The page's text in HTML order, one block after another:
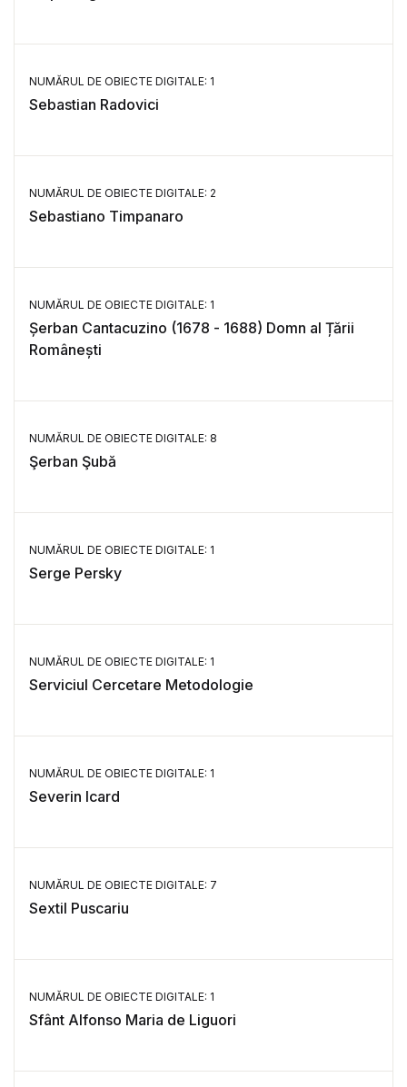
NUMĂRUL DE OBIECTE DIGITALE: 1
Sebastian Radovici
NUMĂRUL DE OBIECTE DIGITALE: 2
Sebastiano Timpanaro
NUMĂRUL DE OBIECTE DIGITALE: 1
Șerban Cantacuzino (1678 - 1688) Domn al Țării
Românești
NUMĂRUL DE OBIECTE DIGITALE: 8
Şerban Şubă
NUMĂRUL DE OBIECTE DIGITALE: 1
Serge Persky
NUMĂRUL DE OBIECTE DIGITALE: 1
Serviciul Cercetare Metodologie
NUMĂRUL DE OBIECTE DIGITALE: 1
Severin Icard
NUMĂRUL DE OBIECTE DIGITALE: 7
Sextil Puscariu
NUMĂRUL DE OBIECTE DIGITALE: 1
Sfânt Alfonso Maria de Liguori